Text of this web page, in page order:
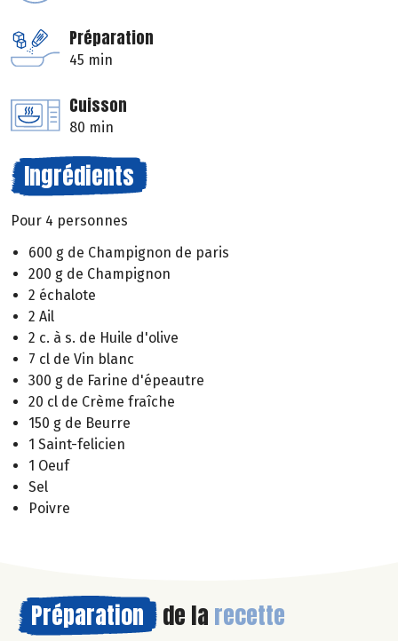
Préparation
45 min
Cuisson
80 min
Ingrédients
Pour 4 personnes
600 g de Champignon de paris
200 g de Champignon
2 échalote
2 Ail
2 c. à s. de Huile d'olive
7 cl de Vin blanc
300 g de Farine d'épeautre
20 cl de Crème fraîche
150 g de Beurre
1 Saint-felicien
1 Oeuf
Sel
Poivre
Préparation de la recette